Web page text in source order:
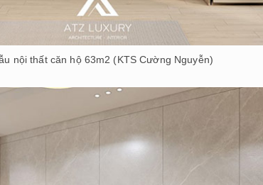
nội thất căn hộ 63m2 (KTS Cường Nguyễn)